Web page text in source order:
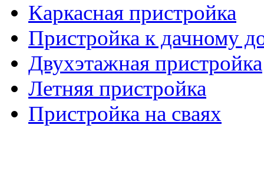
Каркасная пристройка
Пристройка к дачному
Двухэтажная пристройка
Летняя пристройка
Пристройка на сваях